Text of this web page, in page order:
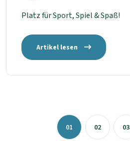
Platz für Sport, Spiel & Spaß!
Artikel lesen
01 02 03